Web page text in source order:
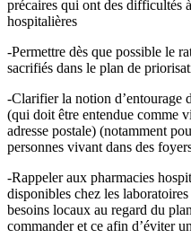
précaires qui ont des difficultés
hospitalières
-Permettre dès que possible le
sacrifiés dans le plan de
-Clarifier la notion d’entourage
(qui doit être entendue comme
adresse postale) (notamment
personnes vivant dans des
-Rappeler aux pharmacies
disponibles chez les
besoins locaux au regard du
commander et ce afin d’éviter